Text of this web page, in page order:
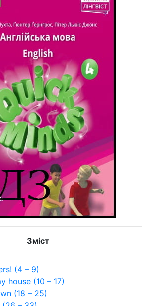
Зміст
(4 – 9)
house (10 – 17)
(18 – 25)